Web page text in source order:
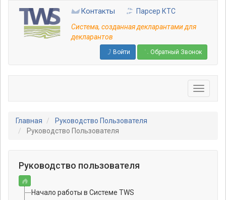
основному
содержанию
Контакты
Парсер КТС
Система, созданная декларантами для
декларантов
Войти Обратный Звонок
Главная
Руководство Пользователя
Руководство Пользователя
Руководство пользователя
Начало работы в Системе TWS